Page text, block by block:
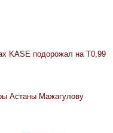
KASE подорожал на Т0,99
Астаны Мажагулову